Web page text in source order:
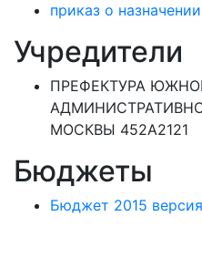
приказ о
Учредители
ПРЕФЕКТУРА
МОСКВЫ 452А2121
Бюджеты
Бюджет 2015